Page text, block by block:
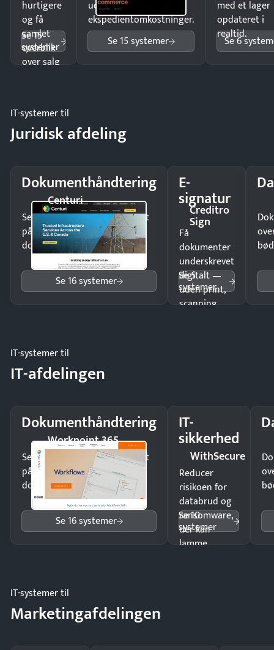
hurtigere
og få
samlet
overblik
over salg
Se 15
systemer
uden
ekspedientomkostninger.
Se 15 systemer
med et lager
opdateret i
realtid.
Se 6
IT-systemer til
Juridisk afdeling
Dokumenthåndtering
Centuri
Send kontrakter til underskrift
på minutter og mist ingen
dokumenter.
Se 16 systemer
E-
signatur
Creditro
Sign
Få
dokumenter
underskrevet
digitalt —
uden print,
scanning
Se 5
systemer
IT-systemer til
IT-afdelingen
Dokumenthåndtering
Workpoint 365
Send kontrakter til underskrift
på minutter og mist ingen
dokumenter.
Se 16 systemer
IT-
sikkerhed
WithSecure
Reducer
risikoen for
databrud og
ransomware,
der kan
lamme
Se 10
systemer
IT-systemer til
Marketingafdelingen